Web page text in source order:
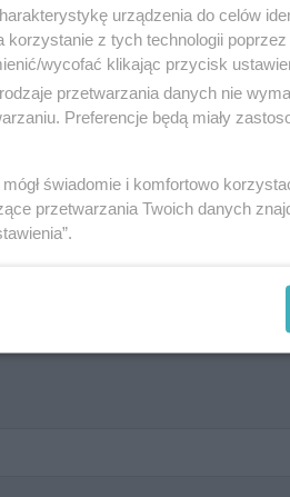
urządzenia do celów
z tych technologii poprzez
wycofać klikając przycisk
przetwarzania danych nie
Preferencje będą miały
świadomie i komfortowo
przetwarzania Twoich danych